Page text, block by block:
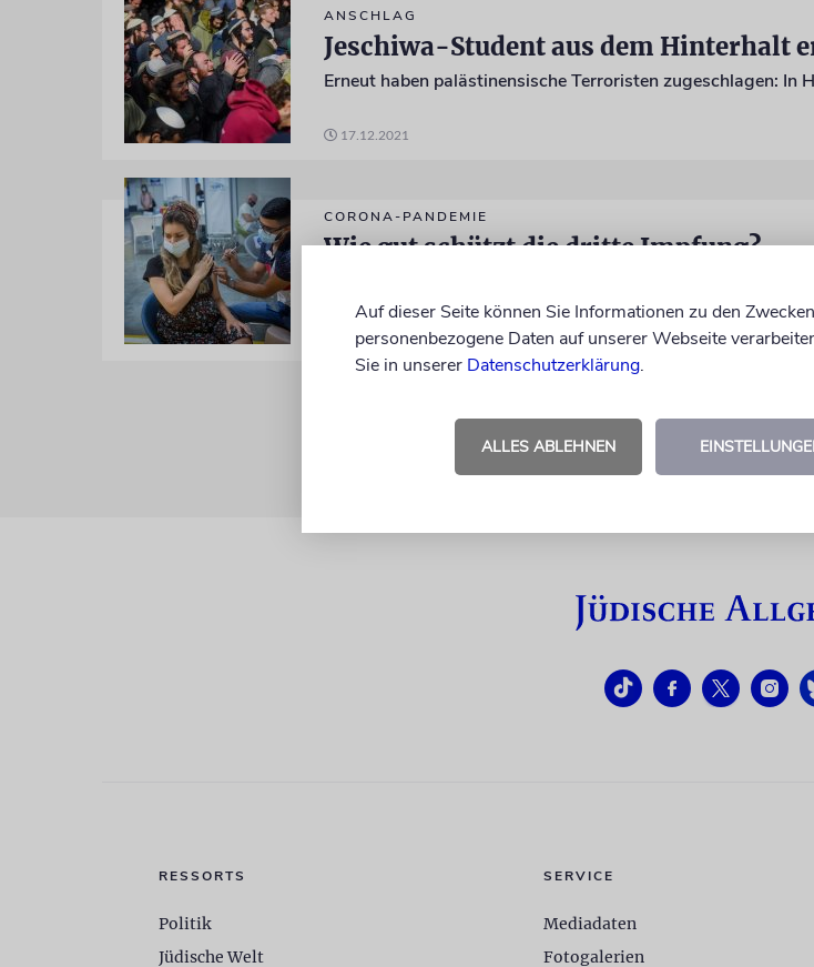
ANSCHLAG
Jeschiwa-Student aus dem Hinterhalt
17.12.2021
CORONA-PANDEMIE
Wie gut schützt die dritte Impfung?
27.08.2021
RESSORTS
Politik
Jüdische Welt
SERVICE
Mediadaten
Fotogalerien
Auf dieser Seite können Sie Informationen zu den
personenbezogene Daten auf unserer Webseite
Sie in unserer Datenschutzerklärung.
ALLES ABLEHNEN